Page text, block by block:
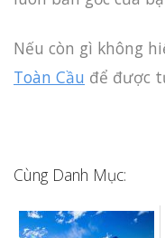
Nếu còn gì không
Toàn Cầu để được
Cùng Danh Mục: